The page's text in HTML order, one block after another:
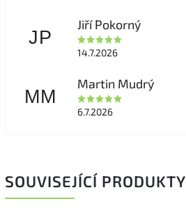
JP
Jiří Pokorný
14.7.2026
MM
Martin Mudrý
6.7.2026
SOUVISEJÍCÍ PRODUKTY